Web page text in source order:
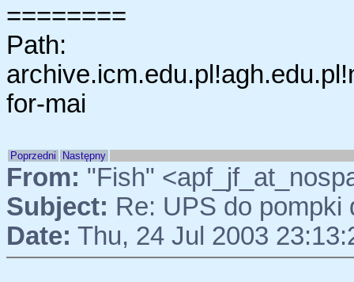
========
for-mai
Poprzedni Następny
From: "Fish"
Subject: Re: UPS do pompki
Date: Thu, 24 Jul 2003